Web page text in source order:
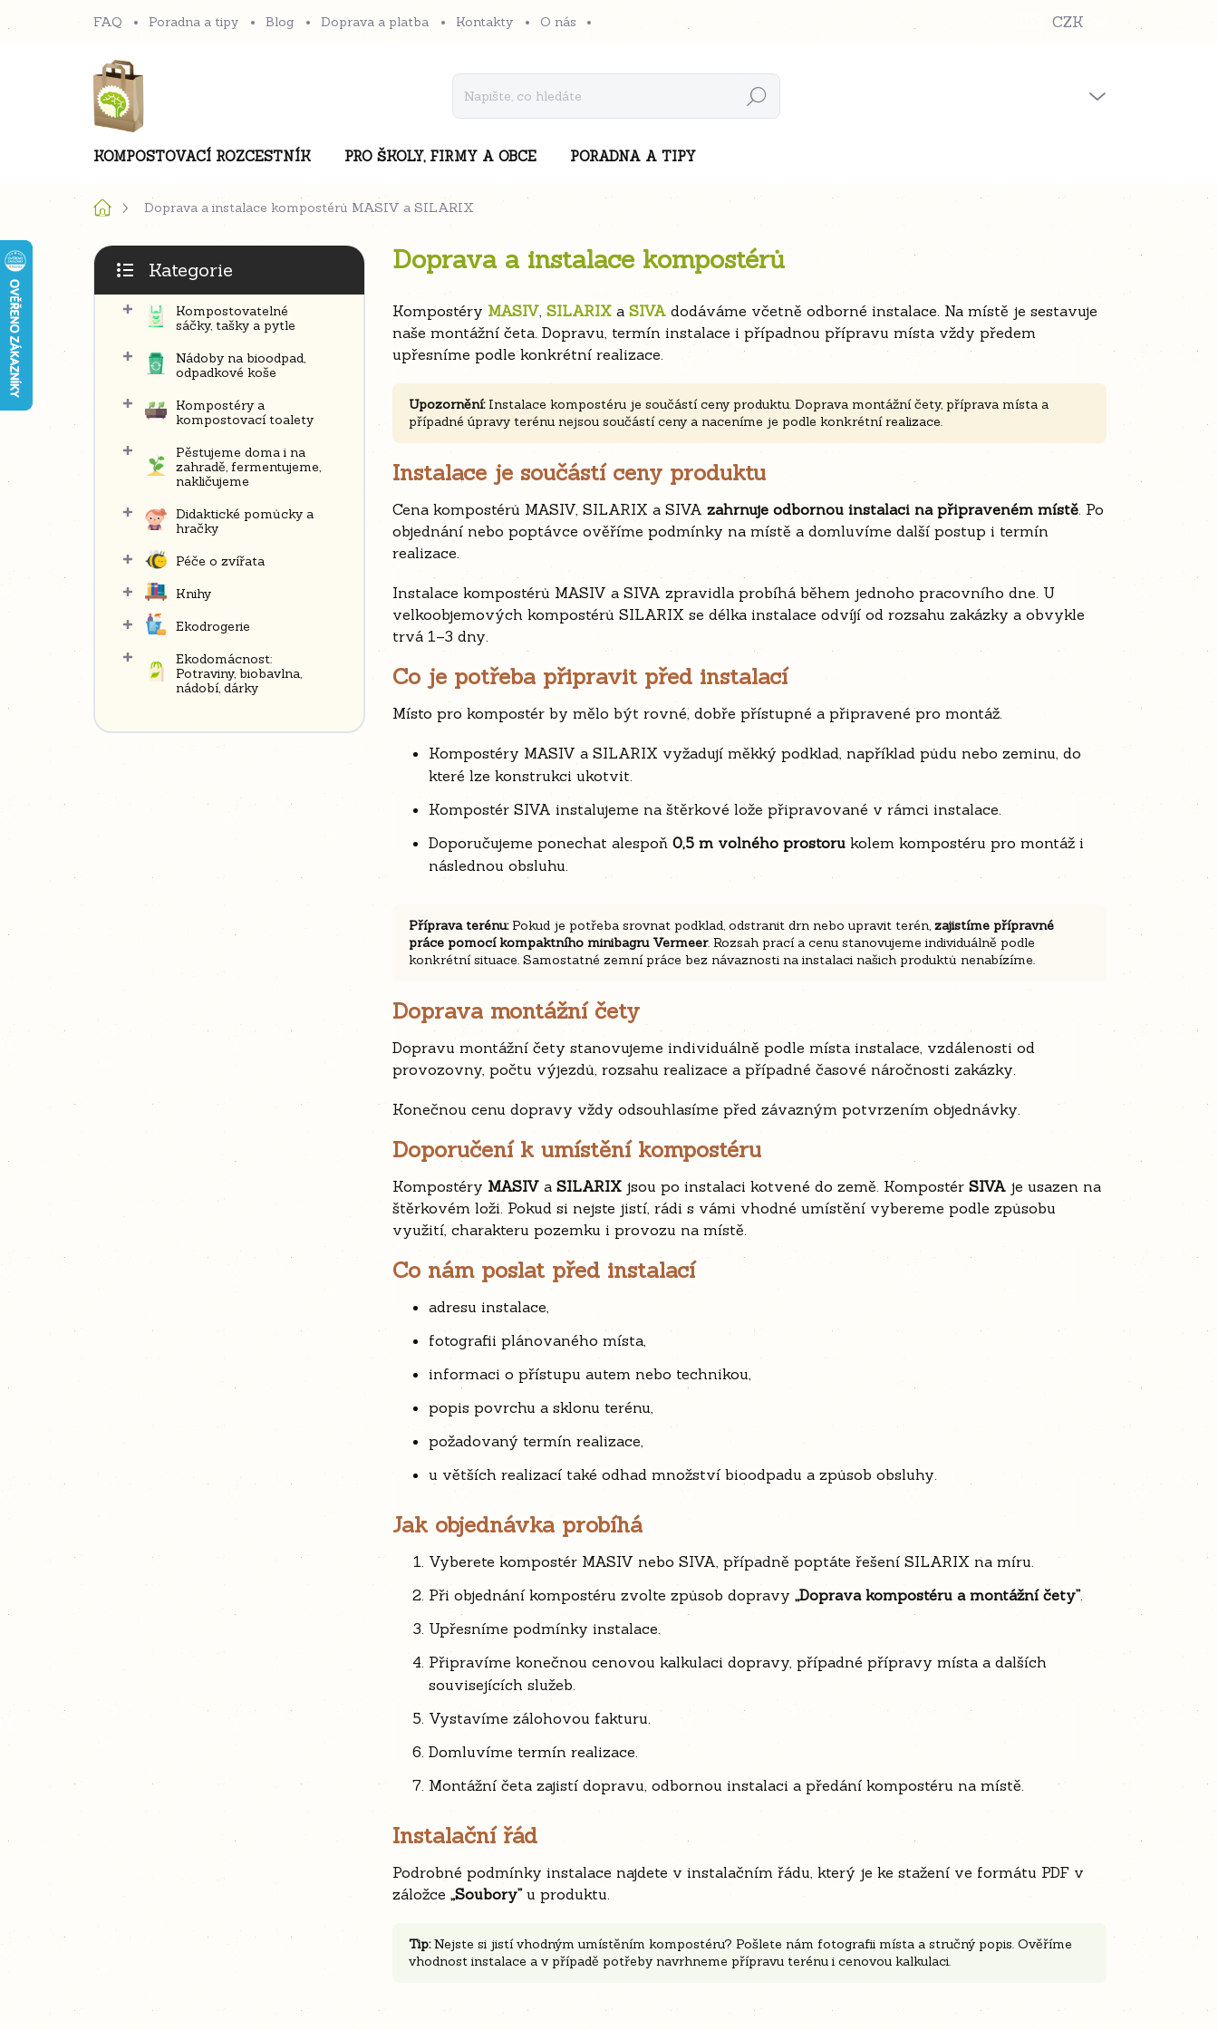
na
FAQ Poradna a tipy Blog Doprava a platba Kontakty O nás CZK
Hledat
KOMPOSTOVACÍ ROZCESTNÍK PRO ŠKOLY, FIRMY A OBCE PORADNA A TIPY
DomůDoprava a instalace kompostérů MASIV a SILARIX
P
s
Přeskočit
kategorie
Kategorie
Kompostovatelné
sáčky, tašky a pytle
Nádoby na bioodpad,
odpadkové koše
Kompostéry a
kompostovací toalety
Pěstujeme doma i na
zahradě, fermentujeme,
nakličujeme
Didaktické pomůcky a
hračky
Péče o zvířata
Knihy
Ekodrogerie
Ekodomácnost:
Potraviny, biobavlna,
nádobí, dárky
Doprava a instalace kompostérů
Kompostéry MASIV, SILARIX a SIVA dodáváme včetně odborné instalace. Na místě je sestavuje
naše montážní četa. Dopravu, termín instalace i případnou přípravu místa vždy předem
upřesníme podle konkrétní realizace.
Upozornění:Instalace kompostéru je součástí ceny produktu. Doprava montážní čety, příprava místa a
případné úpravy terénu nejsou součástí ceny a naceníme je podle konkrétní realizace.
Instalace je součástí ceny produktu
Cena kompostérů MASIV, SILARIX a SIVA zahrnuje odbornou instalaci na připraveném místě. Po
objednání nebo poptávce ověříme podmínky na místě a domluvíme další postup i termín
realizace.
Instalace kompostérů MASIV a SIVA zpravidla probíhá během jednoho pracovního dne. U
velkoobjemových kompostérů SILARIX se délka instalace odvíjí od rozsahu zakázky a obvykle
trvá 1–3 dny.
Co je potřeba připravit před instalací
Místo pro kompostér by mělo být rovné, dobře přístupné a připravené pro montáž.
Kompostéry MASIV a SILARIX vyžadují měkký podklad, například půdu nebo zeminu, do
které lze konstrukci ukotvit.
Kompostér SIVA instalujeme na štěrkové lože připravované v rámci instalace.
Doporučujeme ponechat alespoň 0,5 m volného prostoru kolem kompostéru pro montáž i
následnou obsluhu.
Příprava terénu:Pokud je potřeba srovnat podklad, odstranit drn nebo upravit terén, zajistíme přípravné
práce pomocí kompaktního minibagru Vermeer. Rozsah prací a cenu stanovujeme individuálně podle
konkrétní situace. Samostatné zemní práce bez návaznosti na instalaci našich produktů nenabízíme.
Doprava montážní čety
Dopravu montážní čety stanovujeme individuálně podle místa instalace, vzdálenosti od
provozovny, počtu výjezdů, rozsahu realizace a případné časové náročnosti zakázky.
Konečnou cenu dopravy vždy odsouhlasíme před závazným potvrzením objednávky.
Doporučení k umístění kompostéru
Kompostéry MASIV a SILARIX jsou po instalaci kotvené do země. Kompostér SIVA je usazen na
štěrkovém loži. Pokud si nejste jistí, rádi s vámi vhodné umístění vybereme podle způsobu
využití, charakteru pozemku i provozu na místě.
Co nám poslat před instalací
adresu instalace,
fotografii plánovaného místa,
informaci o přístupu autem nebo technikou,
popis povrchu a sklonu terénu,
požadovaný termín realizace,
u větších realizací také odhad množství bioodpadu a způsob obsluhy.
Jak objednávka probíhá
Vyberete kompostér MASIV nebo SIVA, případně poptáte řešení SILARIX na míru.
Při objednání kompostéru zvolte způsob dopravy „Doprava kompostéru a montážní čety”.
Upřesníme podmínky instalace.
Připravíme konečnou cenovou kalkulaci dopravy, případné přípravy místa a dalších
souvisejících služeb.
Vystavíme zálohovou fakturu.
Domluvíme termín realizace.
Montážní četa zajistí dopravu, odbornou instalaci a předání kompostéru na místě.
Instalační řád
Podrobné podmínky instalace najdete v instalačním řádu, který je ke stažení ve formátu PDF v
záložce „Soubory”u produktu.
Tip:Nejste si jistí vhodným umístěním kompostéru? Pošlete nám fotografii místa a stručný popis. Ověříme
vhodnost instalace a v případě potřeby navrhneme přípravu terénu i cenovou kalkulaci.